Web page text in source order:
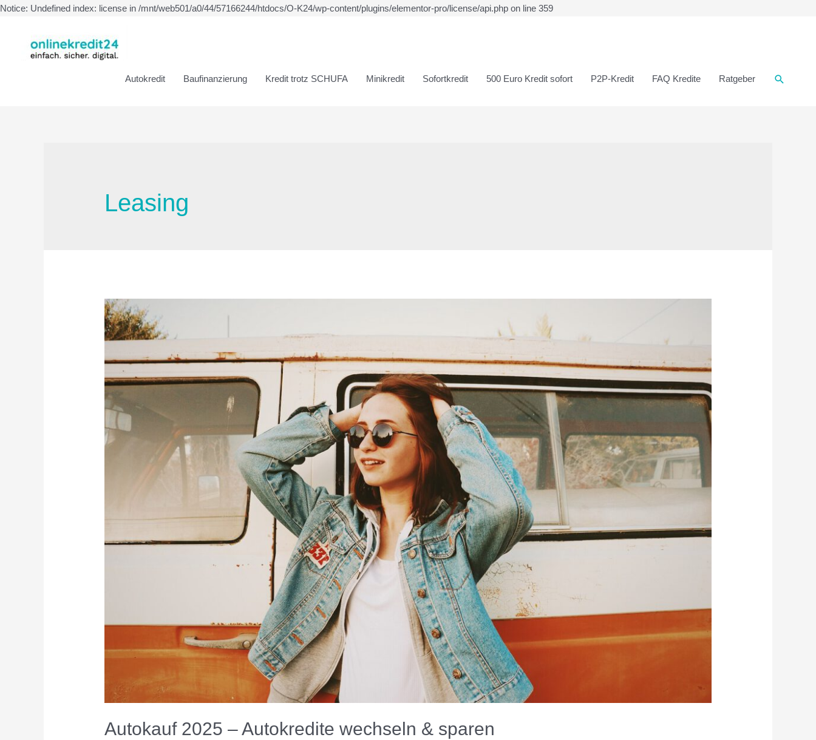
Notice: Undefined index: license in /mnt/web501/a0/44/57166244/htdocs/O-K24/wp-content/plugins/elementor-pro/license/api.php on line 359
Autokredit Baufinanzierung Kredit trotz SCHUFA Minikredit Sofortkredit 500 Euro Kredit sofort P2P-Kredit FAQ Kredite Ratgeber
Leasing
Autokauf 2025 – Autokredite wechseln & sparen